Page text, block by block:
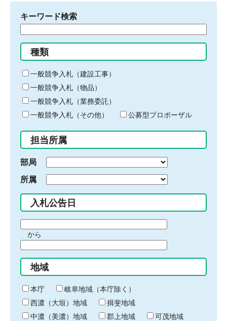
キーワード検索
る
キ
ー
ワ
ー
ド
入
力
種類
一般競争入札（建設工事）
一般競争入札（物品）
一般競争入札（業務委託）
一般競争入札（その他）
公募型プロポーザル
担当所属
部局
所属
入札公告日
間
始
り
から
間
終
わ
り
地域
本庁
岐阜地域（本庁除く）
西濃（大垣）地域
揖斐地域
中濃（美濃）地域
郡上地域
可茂地域